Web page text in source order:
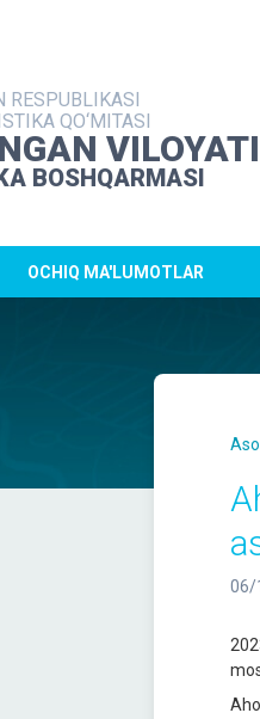
RESPUBLIKASI
QO‘MITASI
VILOYATI
BOSHQARMASI
OCHIQ MA'LUMOTLAR
06/